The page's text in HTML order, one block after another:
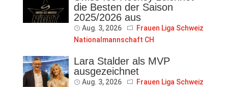
die Besten der Saison
2025/2026 aus
Aug. 3, 2026
Frauen Liga Schweiz
Nationalmannschaft CH
Lara Stalder als MVP
ausgezeichnet
Aug. 3, 2026 Frauen Liga Schweiz